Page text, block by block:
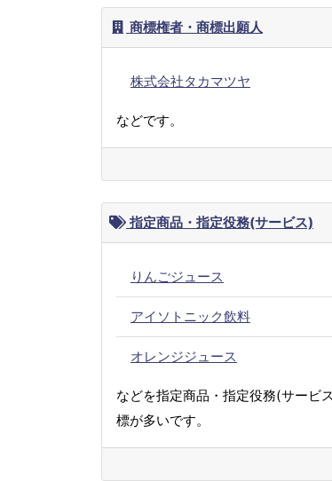
商標権者・商標出願人
株式会社タカマツヤ
などです。
指定商品・指定役務(サービス)
りんごジュース
アイソトニック飲料
オレンジジュース
などを指定商品・指定役務(サービ
標が多いです。